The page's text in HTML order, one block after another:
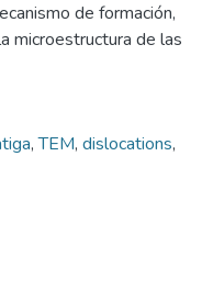
de formación,
microestructura de las
,TEM, dislocations,